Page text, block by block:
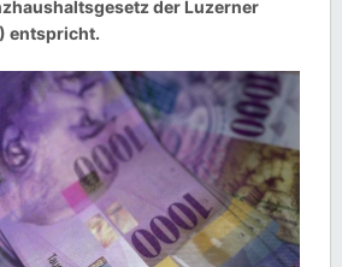
der Luzerner
entspricht.